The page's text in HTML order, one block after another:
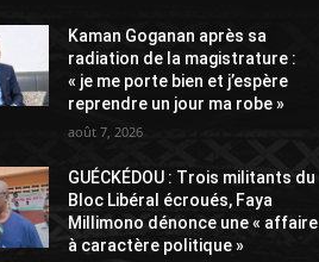
Kaman Goganan après sa
radiation de la magistrature :
« je me porte bien et j’espère
reprendre un jour ma robe »
août 7, 2026
GUÉCKÉDOU : Trois militants du
Bloc Libéral écroués, Faya
Millimono dénonce une « affaire
à caractère politique »